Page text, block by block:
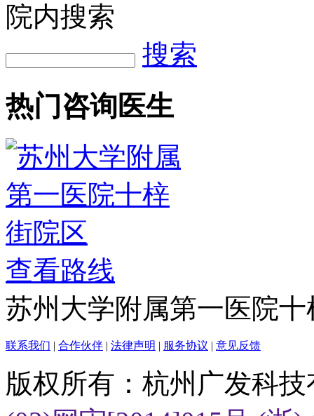
院内搜索
搜索
热门咨询医生
查看路线
苏州大学附属第一医院
联系我们 | 合作伙伴 | 法律声明 | 服务协议 | 意见反馈
版权所有：杭州广发科